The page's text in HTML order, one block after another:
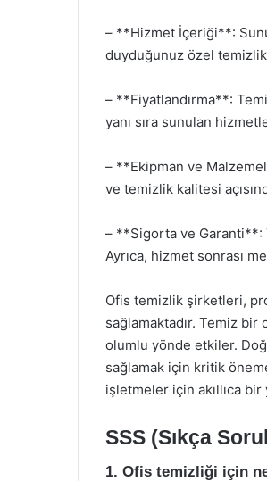
– **Hizmet İçeriği**:
duyduğunuz özel
– **Fiyatlandırma**:
yanı sıra sunulan
– **Ekipman ve
ve temizlik kalitesi
– **Sigorta ve Garanti**:
Ayrıca, hizmet sonrası
Ofis temizlik şirketleri,
sağlamaktadır. Temiz bir
olumlu yönde etkiler.
sağlamak için kritik
işletmeler için akıllıca bir
SSS (Sıkça
1. Ofis temizliği için ne